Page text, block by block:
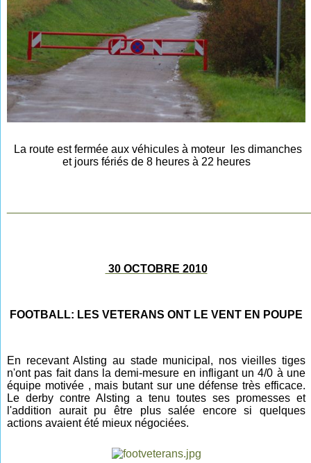
La route est fermée aux véhicules à moteur les dimanches
et jours fériés de 8 heures à 22 heures
30 OCTOBRE 2010
FOOTBALL: LES VETERANS ONT LE VENT EN POUPE
En recevant Alsting au stade municipal, nos vieilles tiges
n'ont pas fait dans la demi-mesure en infligant un 4/0 à une
équipe motivée , mais butant sur une défense très efficace.
Le derby contre Alsting a tenu toutes ses promesses et
l'addition aurait pu être plus salée encore si quelques
actions avaient été mieux négociées.